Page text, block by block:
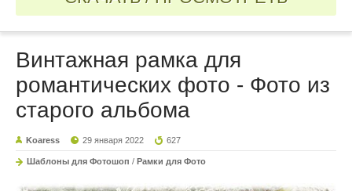
Винтажная рамка для
романтических фото - Фото из
старого альбома
Koaress 29 января 2022 627
Шаблоны для Фотошоп / Рамки для Фото